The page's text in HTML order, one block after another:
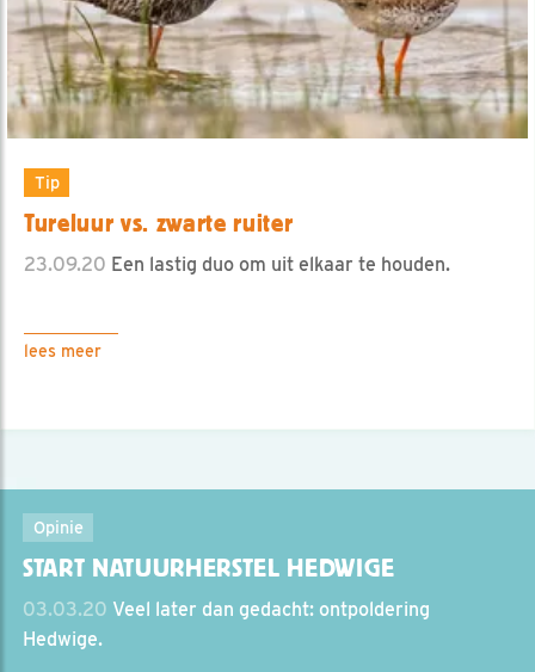
Tip
Tureluur vs. zwarte ruiter
23.09.20 Een lastig duo om uit elkaar te houden.
lees meer
Opinie
START NATUURHERSTEL HEDWIGE
03.03.20 Veel later dan gedacht: ontpoldering
Hedwige.